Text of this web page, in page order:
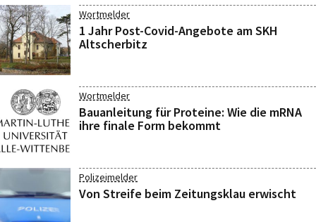
Wortmelder
1 Jahr Post-Covid-Angebote am SKH
Altscherbitz
Wortmelder
Bauanleitung für Proteine: Wie die mRNA
ihre finale Form bekommt
Polizeimelder
Von Streife beim Zeitungsklau erwischt